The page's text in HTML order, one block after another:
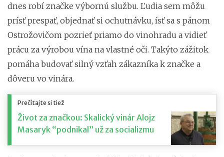
dnes robí značke výbornú službu. Ľudia sem môžu
prísť prespať, objednať si ochutnávku, ísť sa s pánom
Ostrožovičom pozrieť priamo do vinohradu a vidieť
prácu za výrobou vína na vlastné oči. Takýto zážitok
pomáha budovať silný vzťah zákazníka k značke a
dôveru vo vinára.
Prečítajte si tiež
Život za značkou: Skalický vinár Alojz
Masaryk “podnikal” už za socializmu